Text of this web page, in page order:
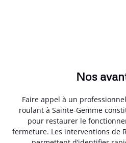
Nos
Faire appel à un
roulant à Sainte-Gemme
pour restaurer le
fermeture. Les interventions de